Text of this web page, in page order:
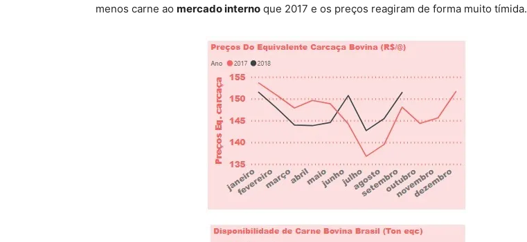
menos carne ao mercado interno que 2017 e os preços reagiram de forma muito tímida.